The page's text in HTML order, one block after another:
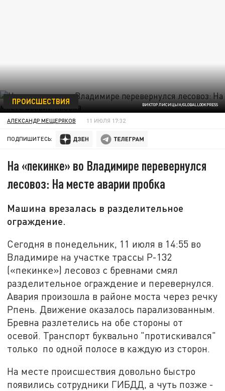
ВИКТОР ЛИСИЦЫН/GLOBALLOOKPRESS
ПРОИСШЕСТВИЯ
АЛЕКСАНДР МЕЩЕРЯКОВ 11 ИЮЛЯ 17:32
ПОДПИШИТЕСЬ:
На «пекинке» во Владимире перевернулся
лесовоз: На месте аварии пробка
Машина врезалась в разделительное
ограждение.
Сегодня в понедельник, 11 июля в 14:55 во
Владимире на участке трассы Р-132
(«пекинке») лесовоз с бревнами смял
разделительное ограждение и перевернулся.
Авария произошла в районе моста через речку
Рпень. Движение оказалось парализованным.
Бревна разлетелись на обе стороны от
осевой. Транспорт буквально "протискивался"
только по одной полосе в каждую из сторон.
На месте происшествия довольно быстро
появились сотрудники ГИБДД, а чуть позже -